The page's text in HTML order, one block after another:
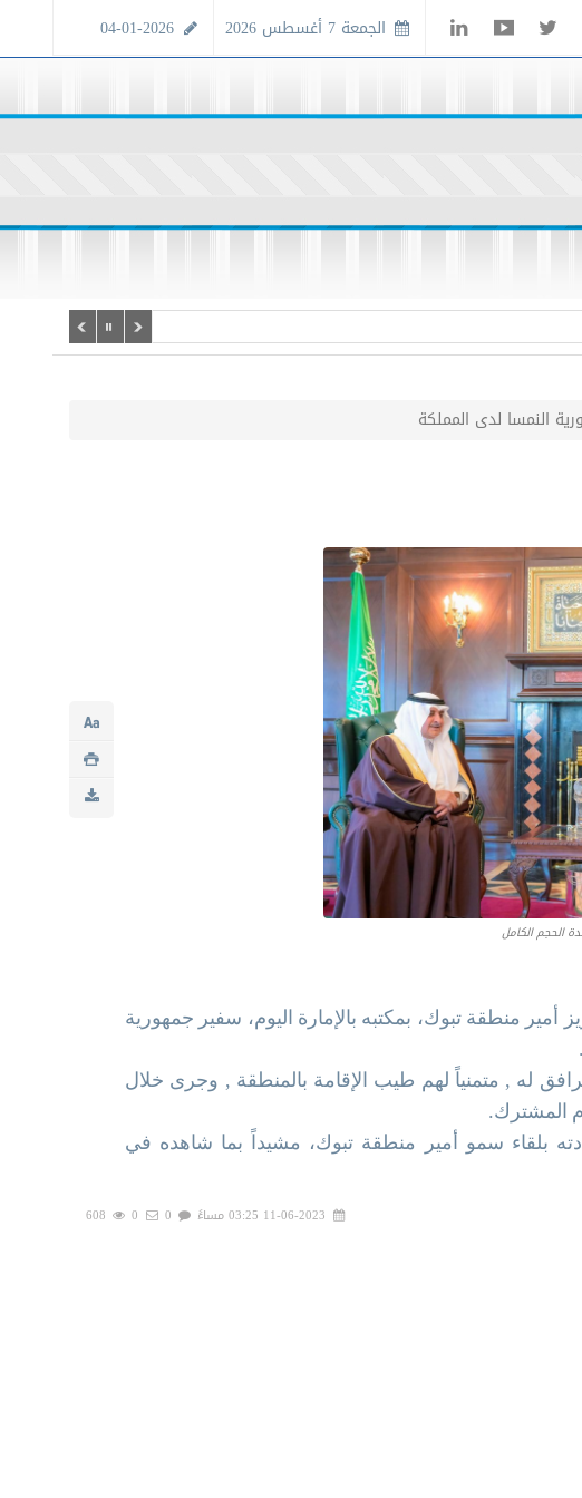
الجمعة 7 أغسطس 2026
النمسا لدى المملكة
الحجم الكامل
منطقة تبوك، بمكتبه بالإمارة اليوم، سفير جمهورية
له , متمنياً لهم طيب الإقامة بالمنطقة , وجرى خلال
المشترك.
بلقاء سمو أمير منطقة تبوك، مشيداً بما شاهده في